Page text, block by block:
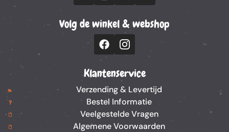
Volg de winkel & webshop
Klantenservice
Verzending & Levertijd
Bestel Informatie
Veelgestelde Vragen
Algemene Voorwaarden